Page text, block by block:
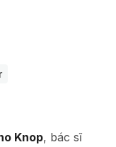
Knop, bác sĩ